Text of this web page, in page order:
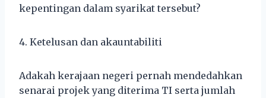
kepentingan dalam syarikat tersebut?
4. Ketelusan dan akauntabiliti
Adakah kerajaan negeri pernah mendedahkan
senarai projek yang diterima TI serta jumlah